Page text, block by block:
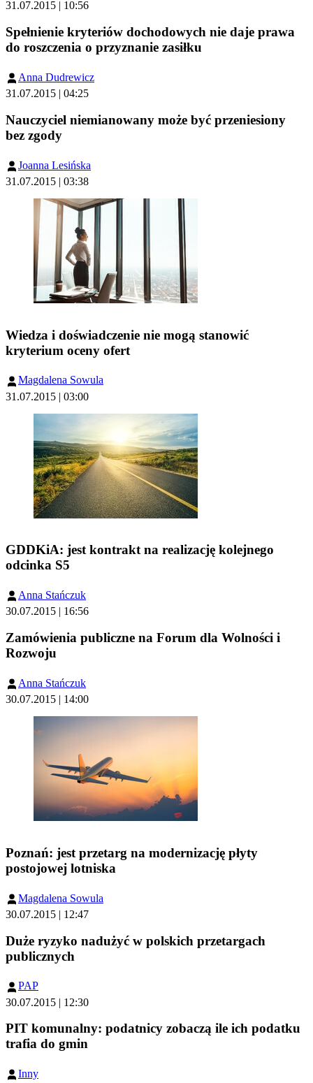
31.07.2015 | 10:56
Spełnienie kryteriów dochodowych nie daje prawa
do roszczenia o przyznanie zasiłku
Anna Dudrewicz
31.07.2015 | 04:25
Nauczyciel niemianowany może być przeniesiony
bez zgody
Joanna Lesińska
31.07.2015 | 03:38
Wiedza i doświadczenie nie mogą stanowić
kryterium oceny ofert
Magdalena Sowula
31.07.2015 | 03:00
GDDKiA: jest kontrakt na realizację kolejnego
odcinka S5
Anna Stańczuk
30.07.2015 | 16:56
Zamówienia publiczne na Forum dla Wolności i
Rozwoju
Anna Stańczuk
30.07.2015 | 14:00
Poznań: jest przetarg na modernizację płyty
postojowej lotniska
Magdalena Sowula
30.07.2015 | 12:47
Duże ryzyko nadużyć w polskich przetargach
publicznych
PAP
30.07.2015 | 12:30
PIT komunalny: podatnicy zobaczą ile ich podatku
trafia do gmin
Inny